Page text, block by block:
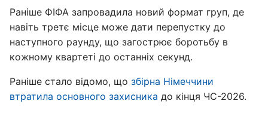
Раніше ФІФА запровадила новий формат груп, де
навіть третє місце може дати перепустку до
наступного раунду, що загострює боротьбу в
кожному квартеті до останніх секунд.
Раніше стало відомо, що збірна Німеччини
втратила основного захисника до кінця ЧС-2026.